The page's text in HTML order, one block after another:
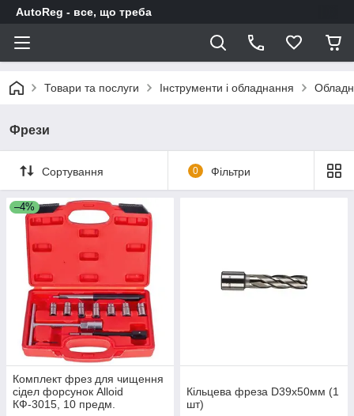
AutoReg - все, що треба
Товари та послуги Інструменти і обладнання
Фрези
Сортування 0 Фільтри
–4%
Комплект фрез для чищення
сідел форсунок Alloid
КФ-3015, 10 предм.
Кільцева фреза D39х50мм (1
шт)